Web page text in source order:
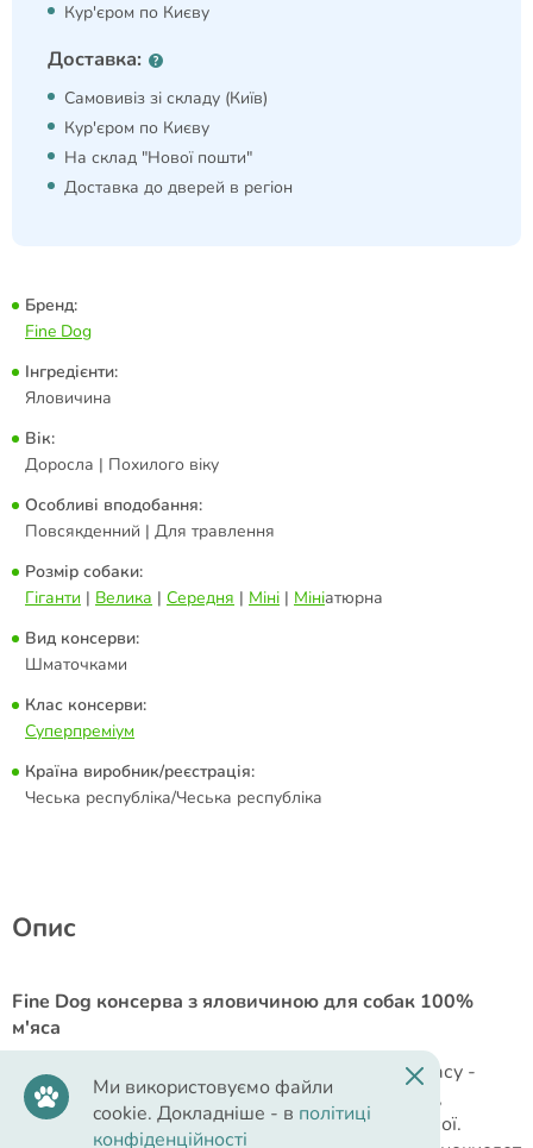
Кур'єром по Києву
Доставка:
Самовивіз зі складу (Київ)
Кур'єром по Києву
На склад "Нової пошти"
Доставка до дверей в регіон
Бренд:
Fine Dog
Інгредієнти:
Яловичина
Вік:
Доросла | Похилого віку
Особливі вподобання:
Повсякденний | Для травлення
Розмір собаки:
Гіганти | Велика | Середня | Міні | Мініатюрна
Вид консерви:
Шматочками
Клас консерви:
Суперпреміум
Країна виробник/реєстрація:
Чеська республіка/Чеська республіка
Опис
Fine Dog консерва з яловичиною для собак 100%
м'яса
Повноцінний корм для собак, супер преміум класу -
100% М’ЯСО. Виготовлено без ароматизаторів,
консервантів та барвників. Продукт не містить сої.
Ми використовуємо файли
cookie. Докладніше - в політиці
конфіденційності